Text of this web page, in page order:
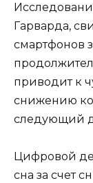
Гарварда,
смартфонов
приводит к
снижению
следующий
Цифровой
сна за счет